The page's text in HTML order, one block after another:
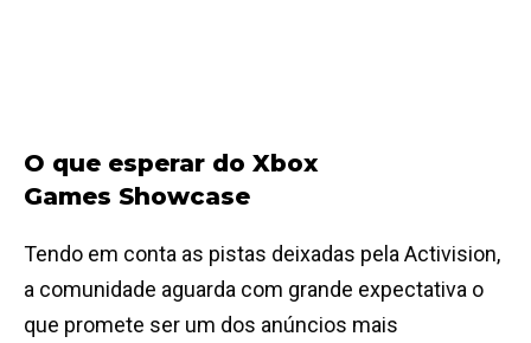
O que esperar do Xbox
Games Showcase
Tendo em conta as pistas deixadas pela Activision,
a comunidade aguarda com grande expectativa o
que promete ser um dos anúncios mais